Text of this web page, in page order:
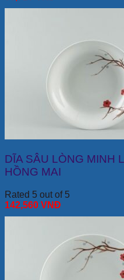
DĨA SÂU LÒNG MINH
HỒNG MAI
Rated 5 out of 5
142,560 VNĐ